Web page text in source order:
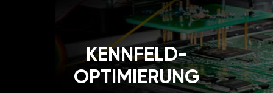
KENNFELD-
OPTIMIERUNG